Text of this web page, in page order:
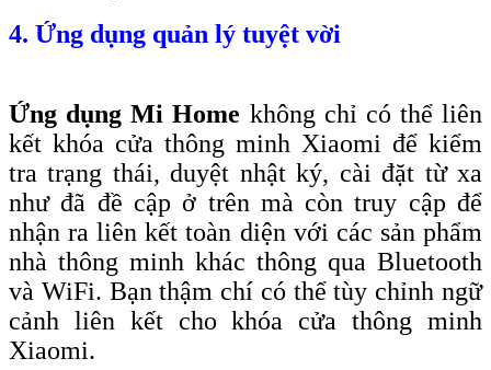
4. Ứng dụng quản lý tuyệt vời
Ứng dụng Mi Home không chỉ có thể liên
kết khóa cửa thông minh Xiaomi để kiểm
tra trạng thái, duyệt nhật ký, cài đặt từ xa
như đã đề cập ở trên mà còn truy cập để
nhận ra liên kết toàn diện với các sản phẩm
nhà thông minh khác thông qua Bluetooth
và WiFi. Bạn thậm chí có thể tùy chỉnh ngữ
cảnh liên kết cho khóa cửa thông minh
Xiaomi.